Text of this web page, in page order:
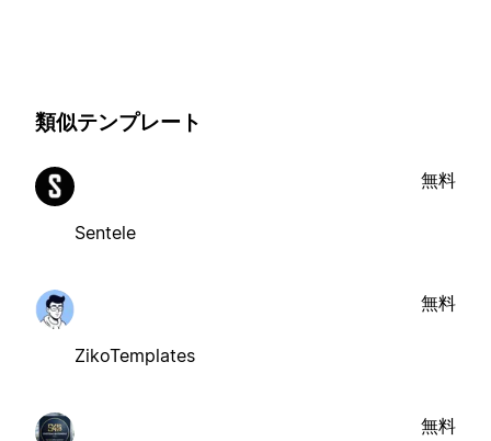
類似テンプレート
Sentele
無料
ZikoTemplates
無料
無料